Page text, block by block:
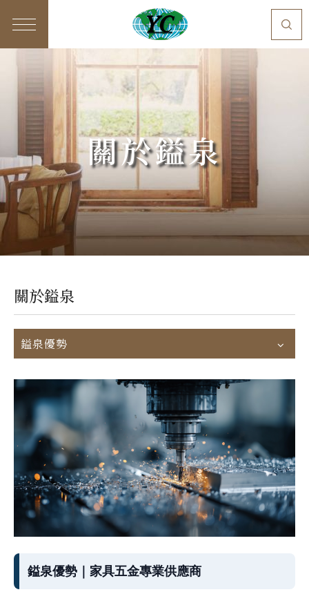
關於鎰泉
關於鎰泉
鎰泉優勢
鎰泉優勢｜家具五金專業供應商